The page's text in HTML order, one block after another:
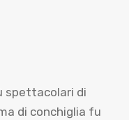
spettacolari di
di conchiglia fu